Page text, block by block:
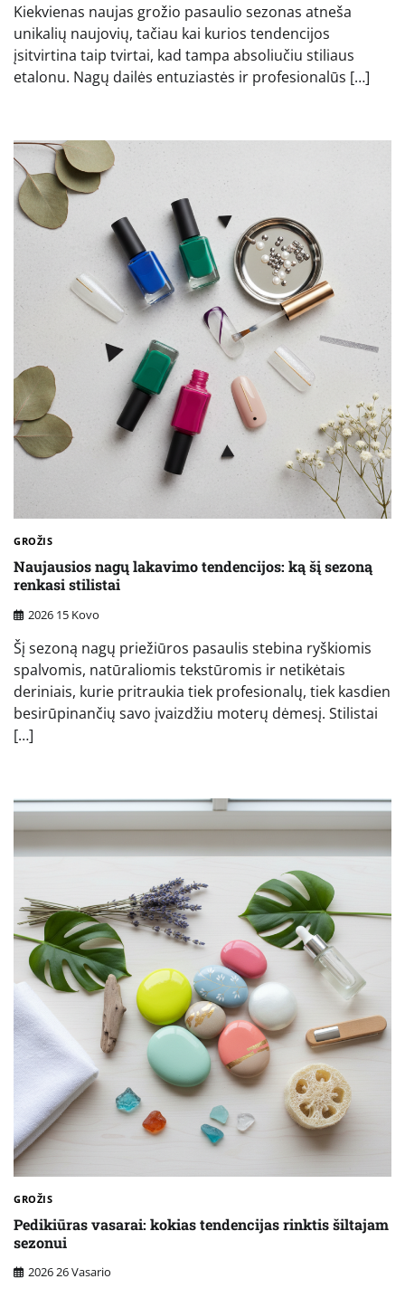
Kiekvienas naujas grožio pasaulio sezonas atneša
unikalių naujovių, tačiau kai kurios tendencijos
įsitvirtina taip tvirtai, kad tampa absoliučiu stiliaus
etalonu. Nagų dailės entuziastės ir profesionalūs […]
GROŽIS
Naujausios nagų lakavimo tendencijos: ką šį sezoną
renkasi stilistai
2026 15 Kovo
Šį sezoną nagų priežiūros pasaulis stebina ryškiomis
spalvomis, natūraliomis tekstūromis ir netikėtais
deriniais, kurie pritraukia tiek profesionalų, tiek kasdien
besirūpinančių savo įvaizdžiu moterų dėmesį. Stilistai
[…]
GROŽIS
Pedikiūras vasarai: kokias tendencijas rinktis šiltajam
sezonui
2026 26 Vasario